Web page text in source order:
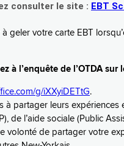
consulter le site : EBT
geler votre carte EBT
à l’enquête de l’OTDA sur
g/iXXyiDETtG.
à partager leurs
de l’aide sociale (Public
volonté de partager votre